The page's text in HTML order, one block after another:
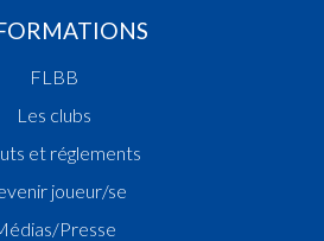
FLBB
Les clubs
et réglements
joueur/se
Presse